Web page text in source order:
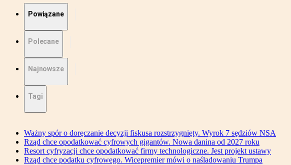
Powiązane
Polecane
Najnowsze
Tagi
Ważny spór o doręczanie decyzji fiskusa rozstrzygnięty. Wyrok 7 sędziów NSA
Rząd chce opodatkować cyfrowych gigantów. Nowa danina od 2027 roku
Resort cyfryzacji chce opodatkować firmy technologiczne. Jest projekt ustawy
Rząd chce podatku cyfrowego. Wicepremier mówi o naśladowaniu Trumpa